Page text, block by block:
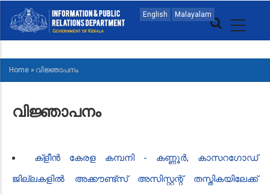
main
English Malayalam
MAIN
NAVIGATION
MALAYALAM
BREADCRUMB
Home » വിജ്ഞാപനം
വിജ്ഞാപനം
ക്ളീൻ കേരള കമ്പനി - കണ്ണൂർ, കാസറഗോഡ്
ജില്ലകളിൽ അക്കൗണ്ട്സ് അസിസ്റ്റന്റ് തസ്തികയിലേക്ക്